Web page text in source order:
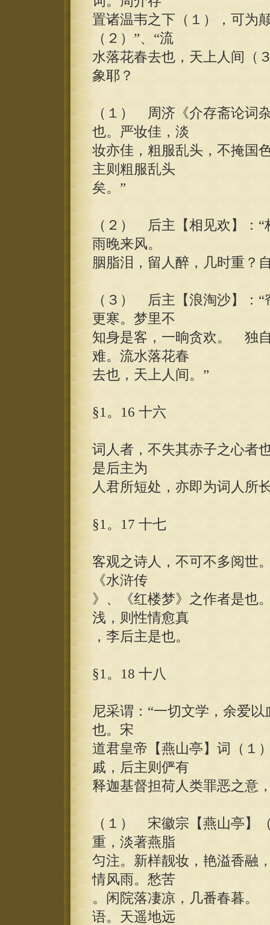
置诸温韦之下（１），可为
（２）”、“流
水落花春去也，天上人间（
象耶？
（１） 周济《介存斋论词
也。严妆佳，淡
妆亦佳，粗服乱头，不掩国
主则粗服乱头
矣。”
（２） 后主【相见欢】：
雨晚来风。
胭脂泪，留人醉，几时重？
（３） 后主【浪淘沙】：
更寒。梦里不
知身是客，一晌贪欢。 独
难。流水落花春
去也，天上人间。”
§1。16 十六
词人者，不失其赤子之心者
是后主为
人君所短处，亦即为词人所
§1。17 十七
客观之诗人，不可不多阅世
《水浒传
》、《红楼梦》之作者是也
浅，则性情愈真
，李后主是也。
§1。18 十八
尼采谓：“一切文学，余爱
也。宋
道君皇帝【燕山亭】词（１
戚，后主则俨有
释迦基督担荷人类罪恶之意
（１） 宋徽宗【燕山亭】
重，淡著燕脂
匀注。新样靓妆，艳溢香融
情风雨。愁苦
。闲院落凄凉，几番春暮
语。天遥地远